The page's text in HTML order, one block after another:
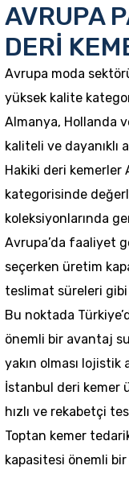
AVRUPA
DERİ
Avrupa moda
yüksek kalite
Almanya, Hollanda
kaliteli ve dayanıklı
Hakiki deri kemerler
kategorisinde
koleksiyonlarında
Avrupa’da faaliyet
seçerken üretim
teslimat süreleri
Bu noktada
önemli bir avantaj
yakın olması lojistik
İstanbul deri kemer
hızlı ve rekabetçi
Toptan kemer
kapasitesi önemli